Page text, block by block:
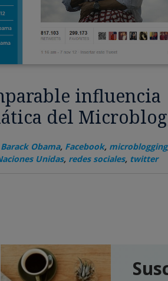
influencia
del
Barack Obama, Facebook, microblogging
Unidas, redes sociales, twitter